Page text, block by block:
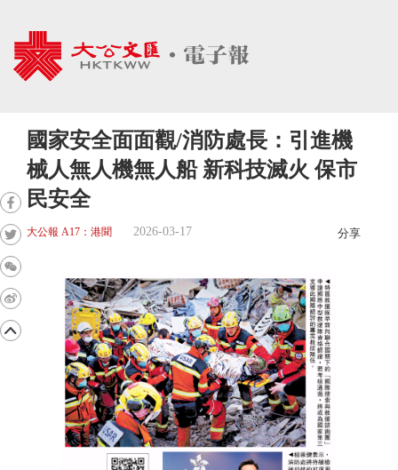
國家安全面面觀/消防處長：引進機
械人無人機無人船 新科技滅火 保市
民安全
大公報 A17：港聞 2026-03-17 分享